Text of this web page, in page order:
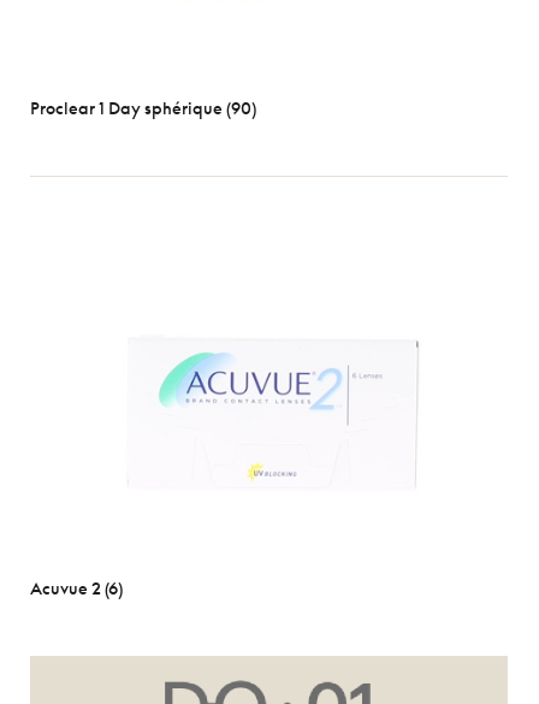
Proclear 1 Day sphérique (90)
Acuvue 2 (6)